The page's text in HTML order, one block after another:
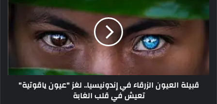
قبيلة العيون الزرقاء في إندونيسيا.. لغز "عيون ياقوتية"
تعيش في قلب الغابة